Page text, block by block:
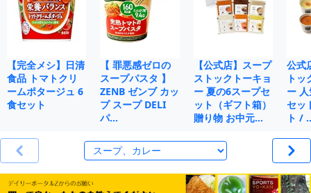
【完全メシ】日清
食品 トマトクリ
ームポタージュ 6
食セット
【 罪悪感ゼロの
スープパスタ 】
ZENB ゼンブ カッ
プ スープ DELI
パ…
【公式店】スープ
ストックトーキョ
ー 夏の6スープセ
ット（ギフト箱）
贈り物 お中元…
公式
ト
ー
セッ
ト /